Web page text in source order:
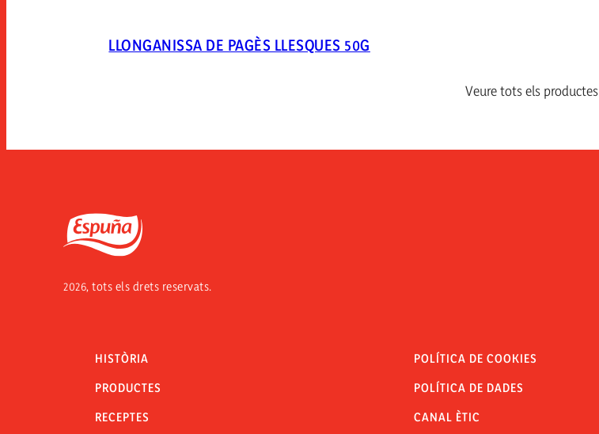
LLONGANISSA DE PAGÈS LLESQUES 50G
Veure tots els productes
Espuña
2026, tots els drets reservats.
HISTÒRIA
PRODUCTES
RECEPTES
POLÍTICA DE COOKIES
POLÍTICA DE DADES
CANAL ÈTIC